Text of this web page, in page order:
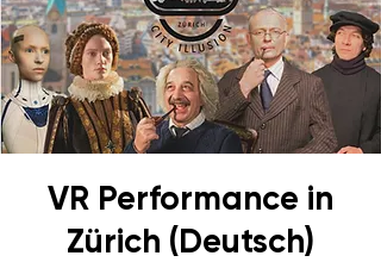
VR Performance in
Zürich (Deutsch)